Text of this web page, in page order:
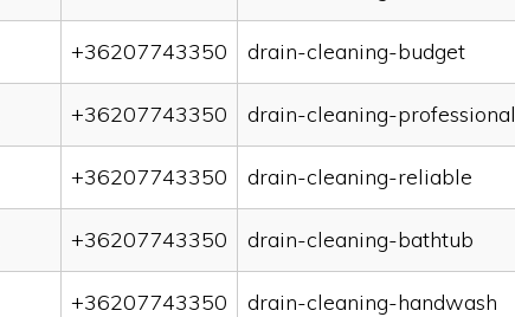
+36207743350 drain-cleaning-budget
+36207743350 drain-cleaning-professional
+36207743350 drain-cleaning-reliable
+36207743350 drain-cleaning-bathtub
+36207743350 drain-cleaning-handwash